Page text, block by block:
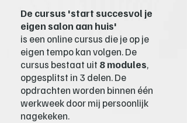
De cursus 'start succesvol je
eigen salon aan huis'
is een online cursus die je op je
eigen tempo kan volgen. De
cursus bestaat uit 8 modules,
opgesplitst in 3 delen. De
opdrachten worden binnen één
werkweek door mij persoonlijk
nagekeken.